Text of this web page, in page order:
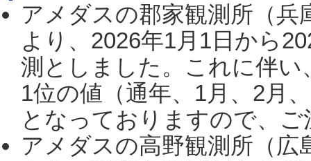
アメダスの郡家観測所（
より、2026年1月1日から
測としました。これに伴い
1位の値（通年、1月、2月
となっておりますので、
アメダスの高野観測所（